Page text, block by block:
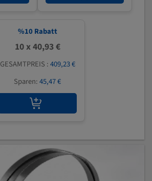
%10 Rabatt
10 x 40,93 €
GESAMTPREIS :409,23 €
Sparen:45,47 €